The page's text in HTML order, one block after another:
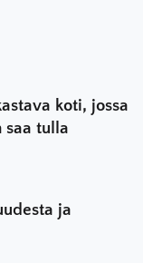
koti, jossa
saa tulla
ja